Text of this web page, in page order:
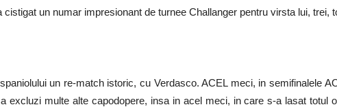
un numar impresionant de turnee Challanger pentru virsta lui, trei,
un re-match istoric, cu Verdasco. ACEL meci, in semifinalele
excluzi multe alte capodopere, insa in acel meci, in care s-a lasat totul